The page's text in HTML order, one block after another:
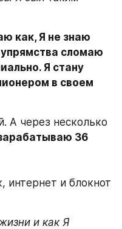
как, Я не знаю
упрямства сломаю
Я стану
в своем
А через несколько
36
интернет и блокнот
и как Я